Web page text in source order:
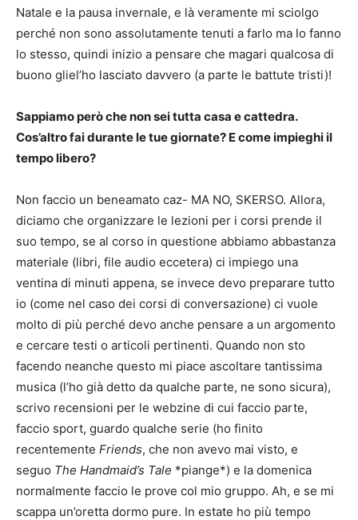
Natale e la pausa invernale, e là veramente mi sciolgo
perché non sono assolutamente tenuti a farlo ma lo fanno
lo stesso, quindi inizio a pensare che magari qualcosa di
buono gliel’ho lasciato davvero (a parte le battute tristi)!
Sappiamo però che non sei tutta casa e cattedra.
Cos’altro fai durante le tue giornate? E come impieghi il
tempo libero?
Non faccio un beneamato caz- MA NO, SKERSO. Allora,
diciamo che organizzare le lezioni per i corsi prende il
suo tempo, se al corso in questione abbiamo abbastanza
materiale (libri, file audio eccetera) ci impiego una
ventina di minuti appena, se invece devo preparare tutto
io (come nel caso dei corsi di conversazione) ci vuole
molto di più perché devo anche pensare a un argomento
e cercare testi o articoli pertinenti. Quando non sto
facendo neanche questo mi piace ascoltare tantissima
musica (l’ho già detto da qualche parte, ne sono sicura),
scrivo recensioni per le webzine di cui faccio parte,
faccio sport, guardo qualche serie (ho finito
recentemente Friends, che non avevo mai visto, e
seguo The Handmaid’s Tale *piange*) e la domenica
normalmente faccio le prove col mio gruppo. Ah, e se mi
scappa un’oretta dormo pure. In estate ho più tempo